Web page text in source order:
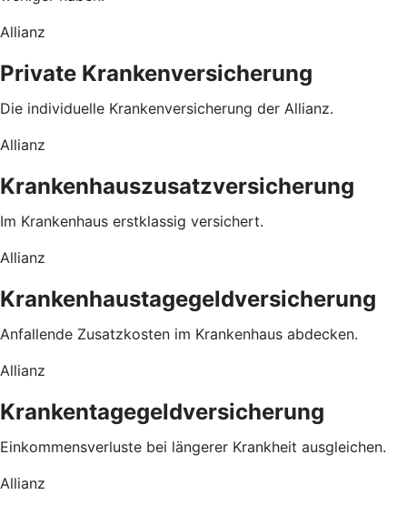
Allianz
Private Krankenversicherung
Die individuelle Krankenversicherung der Allianz.
Allianz
Krankenhauszusatzversicherung
Im Krankenhaus erstklassig versichert.
Allianz
Krankenhaustagegeldversicherung
Anfallende Zusatzkosten im Krankenhaus abdecken.
Allianz
Krankentagegeldversicherung
Einkommensverluste bei längerer Krankheit ausgleichen.
Allianz